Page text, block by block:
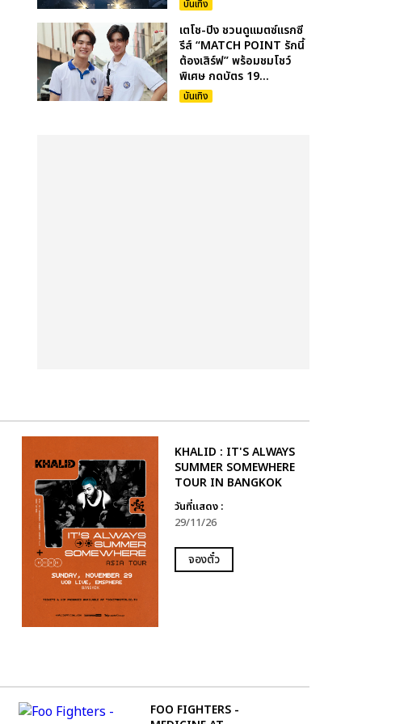
บันเทิง
เตโช-ปิง ชวนดูแมตซ์แรกซี
รีส์ “MATCH POINT รักนี้
ต้องเสิร์ฟ” พร้อมชมโชว์
พิเศษ กดบัตร 19...
บันเทิง
KHALID : IT'S ALWAYS
SUMMER SOMEWHERE
TOUR IN BANGKOK
วันที่แสดง :
29/11/26
จองตั๋ว
FOO FIGHTERS -